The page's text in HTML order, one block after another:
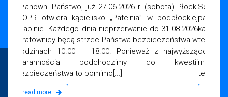
Serdecznie zapraszamy do udziału w szkoleniu na
patent Sternika motorowodnego Wykwalifikowane
kadra i spora dawka wiedzy Zajęcia teoretyczne
termin 22-24 czerwca r. Egzamin 29 czerwca 2026 r.
od godz. 16.00 Osoby zainteresowane prosimy o e-
mail na adres:biuro@woprplock.pllub
telefonicznie[...]
read more